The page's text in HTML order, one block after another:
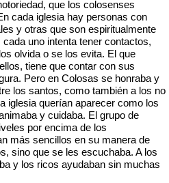
que los colosenses
cada iglesia hay personas con
y otras que son espiritualmente
uno intenta tener contactos,
olvida o se los evita. El que
tiene que contar con sus
Pero en Colosas se honraba y
los santos, como también a los no
iglesia querían aparecer como los
y cuidaba. El grupo de
por encima de los
más sencillos en su manera de
sino que se les escuchaba. A los
y los ricos ayudaban sin muchas